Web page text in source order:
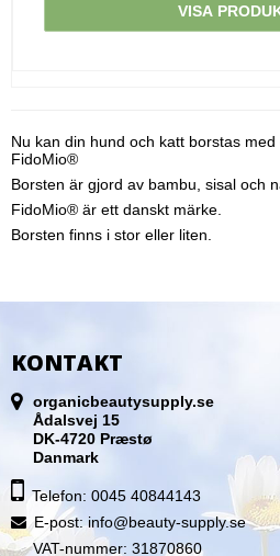
VISA
Nu kan din hund och katt borstas
FidoMio®
Borsten är gjord av bambu, sisal och
FidoMio® är ett danskt märke.
Borsten finns i stor eller liten.
KONTAKT
organicbeautysupply.se
Ådalsvej 15
DK-4720 Præstø
Danmark
Telefon: 0045 40844143
E-post: info@beauty-supply.se
VAT-nummer: 31870860